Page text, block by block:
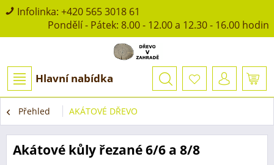
Infolinka: +420 565 3018 61
Pondělí - Pátek: 8.00 - 12.00 a 12.30 - 16.00 hodin
Hlavní nabídka
Přehled AKÁTOVÉ DŘEVO
Akátové kůly řezané 6/6 a 8/8